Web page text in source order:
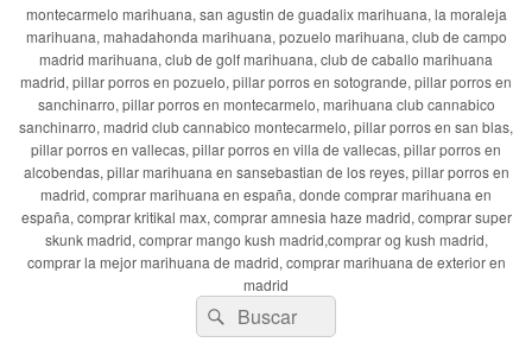
montecarmelo marihuana, san agustin de guadalix marihuana, la moraleja
marihuana, mahadahonda marihuana, pozuelo marihuana, club de campo
madrid marihuana, club de golf marihuana, club de caballo marihuana
madrid, pillar porros en pozuelo, pillar porros en sotogrande, pillar porros en
sanchinarro, pillar porros en montecarmelo, marihuana club cannabico
sanchinarro, madrid club cannabico montecarmelo, pillar porros en san blas,
pillar porros en vallecas, pillar porros en villa de vallecas, pillar porros en
alcobendas, pillar marihuana en sansebastian de los reyes, pillar porros en
madrid, comprar marihuana en españa, donde comprar marihuana en
españa, comprar kritikal max, comprar amnesia haze madrid, comprar super
skunk madrid, comprar mango kush madrid,comprar og kush madrid,
comprar la mejor marihuana de madrid, comprar marihuana de exterior en
madrid
Buscar
por:
Buscar